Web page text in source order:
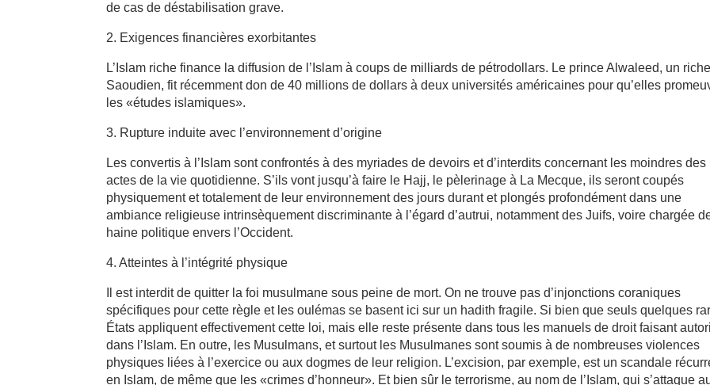
de cas de déstabilisation grave.
2. Exigences financières exorbitantes
L’Islam riche finance la diffusion de l’Islam à coups de milliards de pétrodollars. Le prince Alwaleed, un riche
Saoudien, fit récemment don de 40 millions de dollars à deux universités américaines pour qu’elles
les «études islamiques».
3. Rupture induite avec l’environnement d’origine
Les convertis à l’Islam sont confrontés à des myriades de devoirs et d’interdits concernant les moindres des
actes de la vie quotidienne. S’ils vont jusqu’à faire le Hajj, le pèlerinage à La Mecque, ils seront coupés
physiquement et totalement de leur environnement des jours durant et plongés profondément dans une
ambiance religieuse intrinsèquement discriminante à l’égard d’autrui, notamment des Juifs, voire chargée
haine politique envers l’Occident.
4. Atteintes à l’intégrité physique
Il est interdit de quitter la foi musulmane sous peine de mort. On ne trouve pas d’injonctions coraniques
spécifiques pour cette règle et les oulémas se basent ici sur un hadith fragile. Si bien que seuls quelques
États appliquent effectivement cette loi, mais elle reste présente dans tous les manuels de droit faisant
dans l’Islam. En outre, les Musulmans, et surtout les Musulmanes sont soumis à de nombreuses violences
physiques liées à l’exercice ou aux dogmes de leur religion. L’excision, par exemple, est un scandale
en Islam, de même que les «crimes d’honneur». Et bien sûr le terrorisme, au nom de l’Islam, qui s’attaque